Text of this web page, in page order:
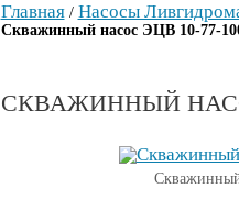
Главная/ Насосы
Скважинный насос ЭЦВ 10-77-
СКВАЖИННЫЙ